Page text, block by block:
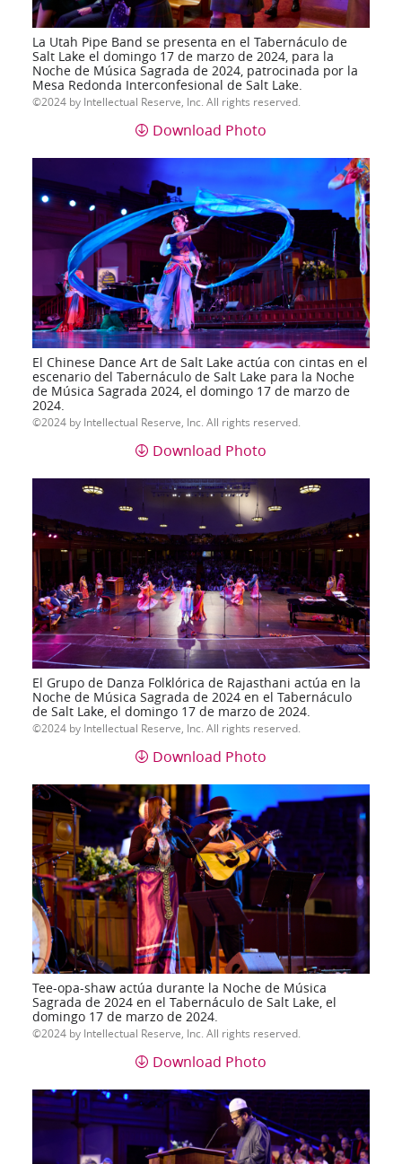
La Utah Pipe Band se presenta en el Tabernáculo de
Salt Lake el domingo 17 de marzo de 2024, para la
Noche de Música Sagrada de 2024, patrocinada por la
Mesa Redonda Interconfesional de Salt Lake.
2024 by Intellectual Reserve, Inc. All rights reserved.
Download Photo
El Chinese Dance Art de Salt Lake actúa con cintas en el
escenario del Tabernáculo de Salt Lake para la Noche
de Música Sagrada 2024, el domingo 17 de marzo de
2024.
2024 by Intellectual Reserve, Inc. All rights reserved.
Download Photo
El Grupo de Danza Folklórica de Rajasthani actúa en la
Noche de Música Sagrada de 2024 en el Tabernáculo
de Salt Lake, el domingo 17 de marzo de 2024.
2024 by Intellectual Reserve, Inc. All rights reserved.
Download Photo
Tee-opa-shaw actúa durante la Noche de Música
Sagrada de 2024 en el Tabernáculo de Salt Lake, el
domingo 17 de marzo de 2024.
2024 by Intellectual Reserve, Inc. All rights reserved.
Download Photo